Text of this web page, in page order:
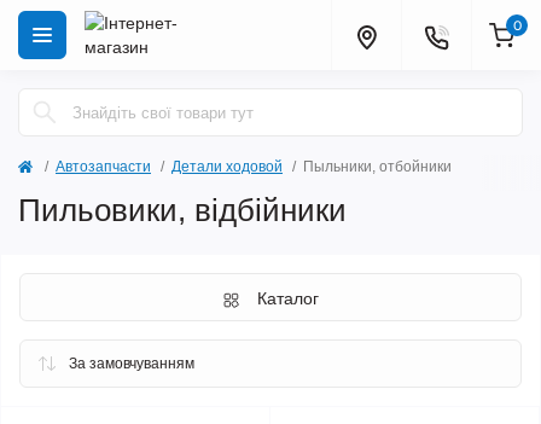
0
Автозапчасти Детали ходовой Пыльники, отбойники
Пильовики, відбійники
Каталог